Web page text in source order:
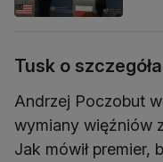
Tusk o
Andrzej Poczobut
wymiany więźniów z
Jak mówił premier,